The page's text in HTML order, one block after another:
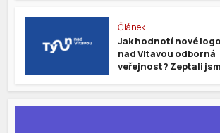
Článek
Jak hodnotí nové
nad Vltavou odborná
veřejnost? Zeptali